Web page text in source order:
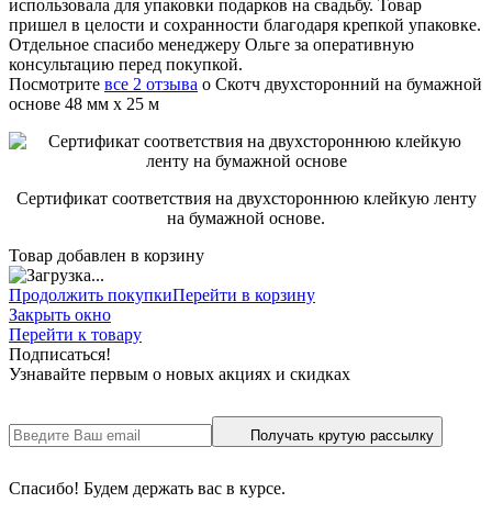
использовала для упаковки подарков на свадьбу. Товар
пришел в целости и сохранности благодаря крепкой упаковке.
Отдельное спасибо менеджеру Ольге за оперативную
консультацию перед покупкой.
Посмотрите все 2 отзыва о Скотч двухсторонний на бумажной
основе 48 мм x 25 м
Сертификат соответствия на двухстороннюю клейкую ленту
на бумажной основе.
Товар добавлен в корзину
Продолжить покупкиПерейти в корзину
Закрыть окно
Перейти к товару
Подписаться!
Узнавайте первым о новых акциях и скидках
Получать крутую рассылку
Спасибо! Будем держать вас в курсе.